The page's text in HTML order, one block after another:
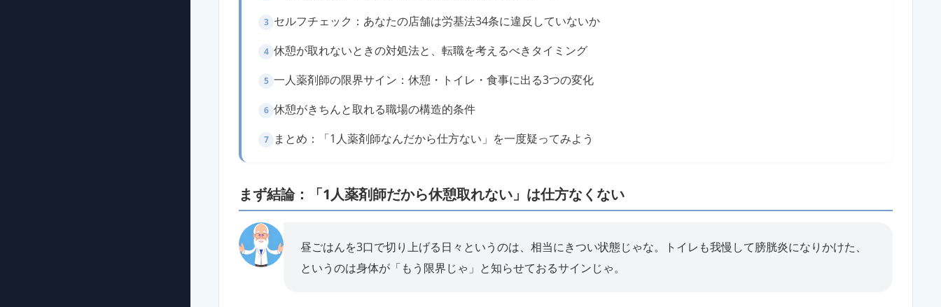
3 セルフチェック：あなたの店舗は労基法34条に違反していないか
4 休憩が取れないときの対処法と、転職を考えるべきタイミング
5 一人薬剤師の限界サイン：休憩・トイレ・食事に出る3つの変化
6 休憩がきちんと取れる職場の構造的条件
7 まとめ：「1人薬剤師なんだから仕方ない」を一度疑ってみよう
まず結論：「1人薬剤師だから休憩取れない」は仕方なくない
昼ごはんを3口で切り上げる日々というのは、相当にきつい状態じゃな。トイレも我慢して膀胱炎になりかけた、
というのは身体が「もう限界じゃ」と知らせておるサインじゃ。